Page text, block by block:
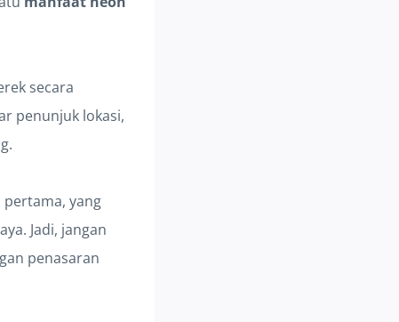
secara
penunjuk lokasi,
yang
Jadi, jangan
penasaran